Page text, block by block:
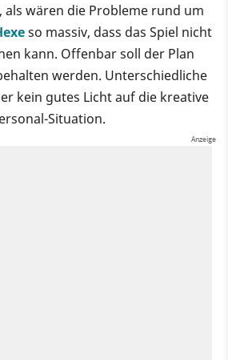
als wären die Probleme rund um
so massiv, dass das Spiel nicht
kann. Offenbar soll der Plan
werden. Unterschiedliche
kein gutes Licht auf die kreative
Situation.